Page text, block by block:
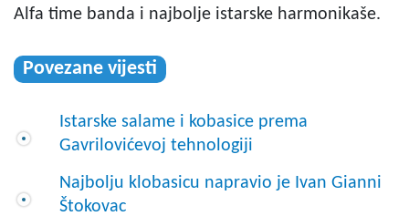
Alfa time banda i najbolje istarske harmonikaše.
Povezane vijesti
Istarske salame i kobasice prema
Gavrilovićevoj tehnologiji
Najbolju klobasicu napravio je Ivan Gianni
Štokovac